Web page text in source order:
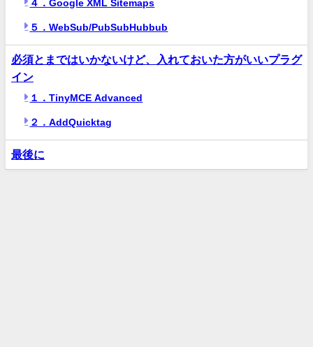
４．Google XML Sitemaps
５．WebSub/PubSubHubbub
必須とまではいかないけど、入れておいた方がいいプラグ
イン
１．TinyMCE Advanced
２．AddQuicktag
最後に